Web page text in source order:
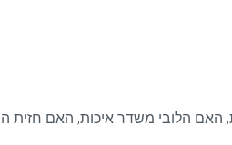
הלובי משדר איכות, האם חזית